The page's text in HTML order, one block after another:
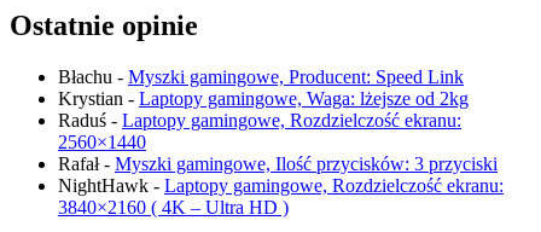
Ostatnie opinie
Błachu - Myszki gamingowe, Producent: Speed Link
Krystian - Laptopy gamingowe, Waga: lżejsze od 2kg
Raduś - Laptopy gamingowe, Rozdzielczość ekranu:
2560×1440
Rafał- Myszki gamingowe, Ilość przycisków: 3 przyciski
NightHawk - Laptopy gamingowe, Rozdzielczość ekranu:
3840×2160 ( 4K – Ultra HD )